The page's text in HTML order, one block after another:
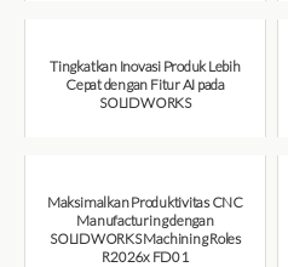
Tingkatkan Inovasi Produk Lebih
Cepat dengan Fitur AI pada
SOLIDWORKS
Maksimalkan Produktivitas CNC
Manufacturing dengan
SOLIDWORKS Machining Roles
R2026x FD01